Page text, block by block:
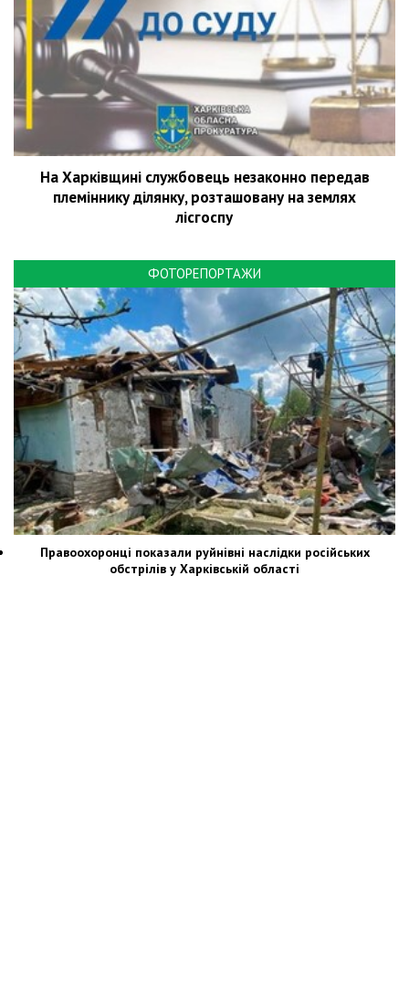
На Харківщині службовець незаконно передав
племіннику ділянку, розташовану на землях
лісгоспу
ФОТОРЕПОРТАЖИ
Правоохоронці показали руйнівні наслідки російських
обстрілів у Харківській області